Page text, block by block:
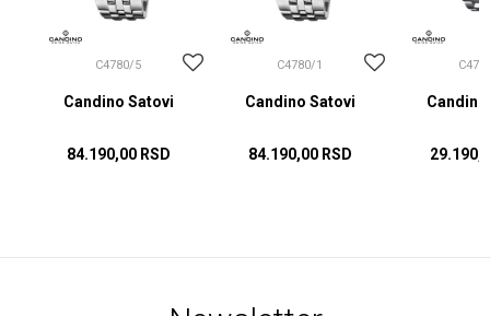
C4780/5
Candino Satovi
84.190,00 RSD
C4780/1
Candino Satovi
84.190,00 RSD